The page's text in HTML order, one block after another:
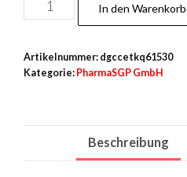
war:
ist:
20 ml
In den Warenkorb
Artikelnummer: dgccetkq61530
Kategorie: PharmaSGP GmbH
Beschreibung